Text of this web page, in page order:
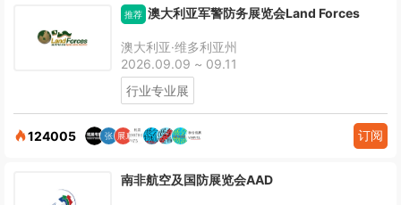
推荐 澳大利亚军警防务展览会Land Forces
澳大利亚·维多利亚州
2026.09.09 ~ 09.11
行业专业展
124005 订阅
南非航空及国防展览会AAD